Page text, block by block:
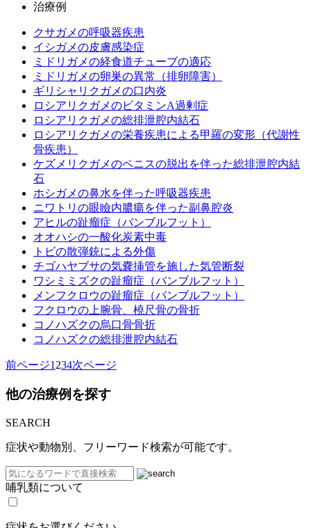
治療例
クサガメの呼吸器疾患
イシガメの皮膚感染症
ミドリガメの経食道チューブの適応
ミドリガメの卵巣の異常（排卵障害）
ギリシャリクガメの口内炎
ロシアリクガメのビタミンA過剰症
ロシアリクガメの総排泄腔内結石
ロシアリクガメの栄養疾患による甲羅の変形（代謝性
骨疾患）
ケズメリクガメのペニスの脱出を伴った総排泄腔内結
石
ホシガメの鼻水を伴った呼吸器疾患
ニワトリの眼瞼内膿瘍を伴った副鼻腔炎
アヒルの趾瘤症（バンブルフット）
オオハシの一酸化炭素中毒
トビの散弾銃による外傷
チゴハヤブサの気嚢挿管を施した気管断裂
ワシミミズクの趾瘤症（バンブルフット）
メンフクロウの趾瘤症（バンブルフット）
フクロウの上腕骨、橈尺骨の骨折
コノハズクの烏口骨骨折
コノハズクの総排泄腔内結石
前ページ1 234次ページ
他の治療例を探す
SEARCH
症状や動物別、フリーワード検索が可能です。
哺乳類について